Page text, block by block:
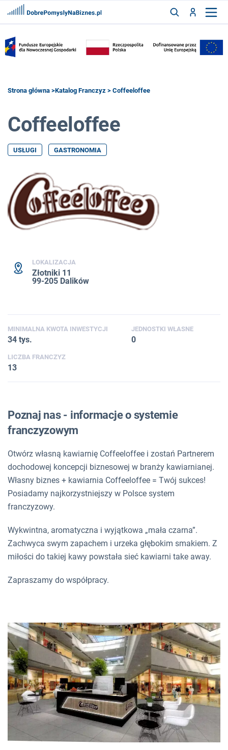
ZALOGUJ
ZAREJESTRUJ
FRANCZYZY
Strona główna >Katalog Franczyz > Coffeeloffee
Coffeeloffee
USŁUGI GASTRONOMIA
LOKALIZACJA
Złotniki 11
99-205 Dalików
MINIMALNA KWOTA INWESTYCJI
34 tys.
JEDNOSTKI WŁASNE
0
LICZBA FRANCZYZ
13
Poznaj nas - informacje o systemie
franczyzowym
Otwórz własną kawiarnię Coffeeloffee i zostań Partnerem
dochodowej koncepcji biznesowej w branży kawiarnianej.
Własny biznes + kawiarnia Coffeeloffee = Twój sukces!
Posiadamy najkorzystniejszy w Polsce system
franczyzowy.
Wykwintna, aromatyczna i wyjątkowa „mała czarna”.
Zachwyca swym zapachem i urzeka głębokim smakiem. Z
miłości do takiej kawy powstała sieć kawiarni take away.
Zapraszamy do współpracy.